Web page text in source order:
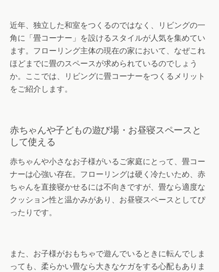
近年、独立した和室をつくるのではなく、リビングの一
角に「畳コーナー」を設けるスタイルが人気を集めてい
ます。フローリング主体の現在の家において、なぜこれ
ほどまでに畳のスペースが求められているのでしょう
か。ここでは、リビングに畳コーナーをつくるメリット
をご紹介します。
赤ちゃんや子どもの遊び場・お昼寝スペースと
して使える
赤ちゃんや小さなお子様がいるご家庭にとって、畳コー
ナーは心強い存在。フローリングは硬く冷たいため、赤
ちゃんを直接寝かせるには不向きですが、畳なら適度な
クッション性と温かみがあり、お昼寝スペースとしてぴ
ったりです。
また、お子様がおもちゃで遊んでいるときに転んでしま
っても、柔らかい畳なら大きなケガをする心配もありま